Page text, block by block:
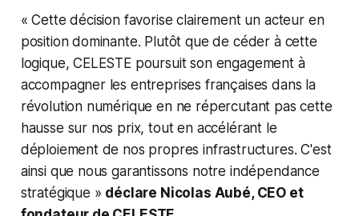
« Cette décision favorise clairement un acteur en
position dominante. Plutôt que de céder à cette
logique, CELESTE poursuit son engagement à
accompagner les entreprises françaises dans la
révolution numérique en ne répercutant pas cette
hausse sur nos prix, tout en accélérant le
déploiement de nos propres infrastructures. C'est
ainsi que nous garantissons notre indépendance
stratégique » déclare Nicolas Aubé, CEO et